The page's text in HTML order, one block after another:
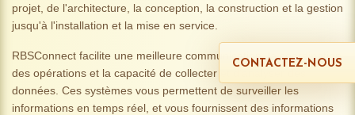
projet, de l'architecture, la conception, la construction et la gestion
jusqu'à l'installation et la mise en service.
RBSConnect facilite une meilleure communication, la coordination
des opérations et la capacité de collecter et d'analyser des
données. Ces systèmes vous permettent de surveiller les
informations en temps réel, et vous fournissent des informations
CONTACTEZ-NOUS